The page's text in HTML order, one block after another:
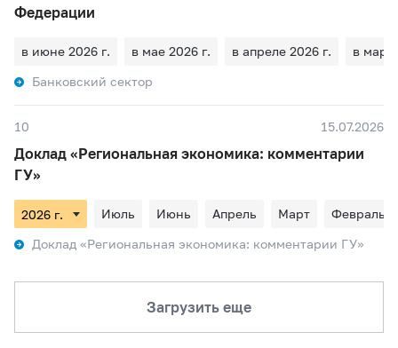
Федерации
в июне 2026 г. в мае 2026 г. в апреле 2026 г.
в
Банковский сектор
10 15.07.2026
Доклад «Региональная экономика: комментарии
ГУ»
Июль Июнь Апрель Март
Февраль
Доклад «Региональная экономика: комментарии ГУ»
Загрузить еще